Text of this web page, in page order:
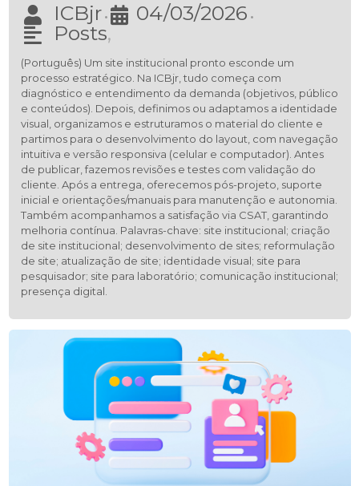
ICBjr • 04/03/2026 •
Posts,
(Português) Um site institucional pronto esconde um
processo estratégico. Na ICBjr, tudo começa com
diagnóstico e entendimento da demanda (objetivos, público
e conteúdos). Depois, definimos ou adaptamos a identidade
visual, organizamos e estruturamos o material do cliente e
partimos para o desenvolvimento do layout, com navegação
intuitiva e versão responsiva (celular e computador). Antes
de publicar, fazemos revisões e testes com validação do
cliente. Após a entrega, oferecemos pós-projeto, suporte
inicial e orientações/manuais para manutenção e autonomia.
Também acompanhamos a satisfação via CSAT, garantindo
melhoria contínua. Palavras-chave: site institucional; criação
de site institucional; desenvolvimento de sites; reformulação
de site; atualização de site; identidade visual; site para
pesquisador; site para laboratório; comunicação institucional;
presença digital.